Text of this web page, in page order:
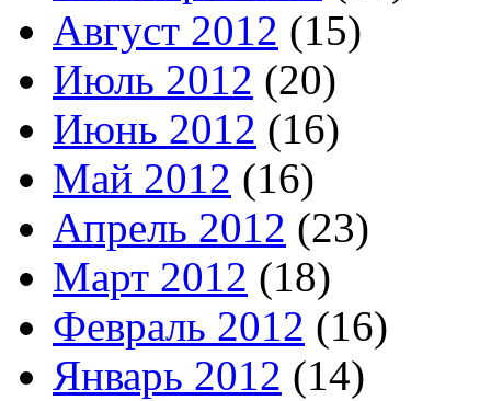
Август 2012 (15)
Июль 2012 (20)
Июнь 2012 (16)
Май 2012 (16)
Апрель 2012 (23)
Март 2012 (18)
Февраль 2012 (16)
Январь 2012 (14)